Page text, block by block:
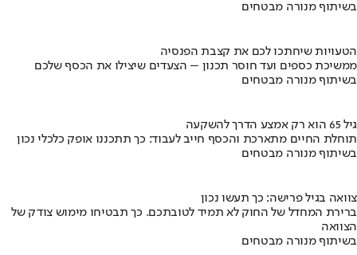
בשיתוף מנורה מבטחים
הטעויות שיחתכו לכם את קצבת הפנסיה
ממשיכת כספים ועד חוסר תכנון – הצעדים שיצילו את הכסף שלכם
בשיתוף מנורה מבטחים
גיל 65 הוא רק אמצע הדרך להשקעה
תוחלת החיים מתארכת והכסף חייב לעבוד: כך תתכננו אופק כלכלי נכון
בשיתוף מנורה מבטחים
צוואה בגיל פרישה: כך תעשו נכון
ברירת המחדל של החוק לא תמיד לטובתכם. כך תבטיחו מימוש צודק של
הצוואה
בשיתוף מנורה מבטחים